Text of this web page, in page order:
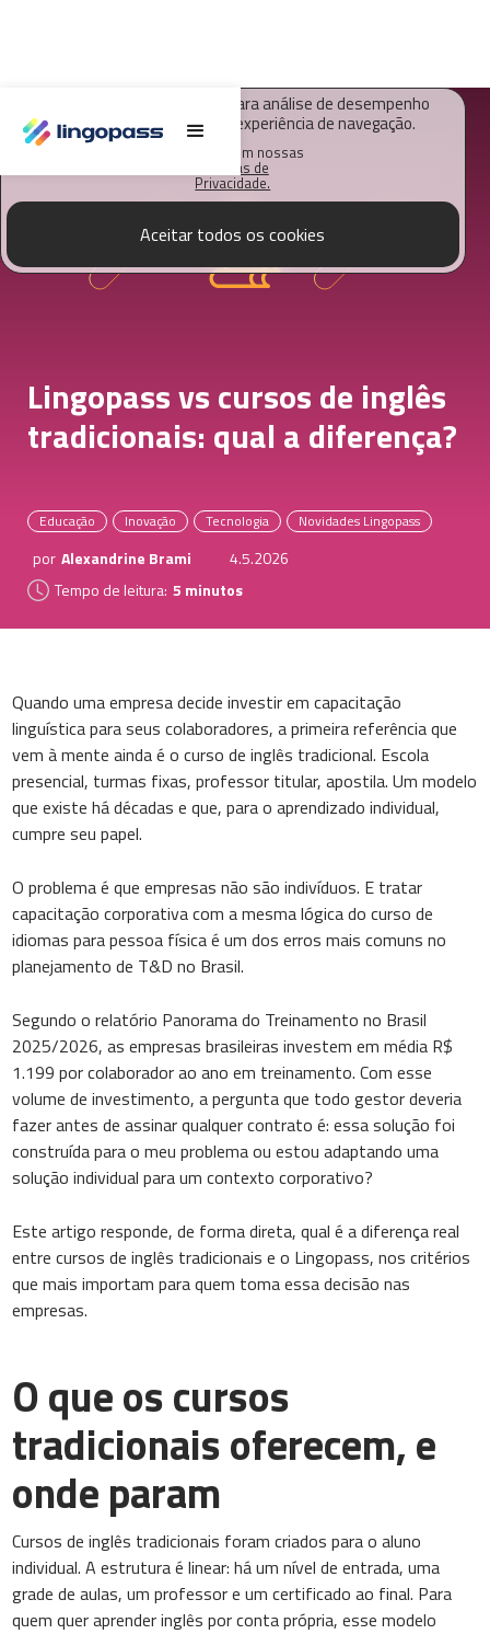
O Lingopass utiliza cookies para análise de desempenho
deste site e melhorar sua experiência de navegação.
Saiba mais em nossas
Políticas de
Privacidade.
Aceitar todos os cookies
Lingopass vs cursos de inglês
tradicionais: qual a diferença?
Educação Inovação Tecnologia Novidades Lingopass
por Alexandrine Brami
4.5.2026
Tempo de leitura: 5 minutos
Quando uma empresa decide investir em capacitação
linguística para seus colaboradores, a primeira referência que
vem à mente ainda é o curso de inglês tradicional. Escola
presencial, turmas fixas, professor titular, apostila. Um modelo
que existe há décadas e que, para o aprendizado individual,
cumpre seu papel.
O problema é que empresas não são indivíduos. E tratar
capacitação corporativa com a mesma lógica do curso de
idiomas para pessoa física é um dos erros mais comuns no
planejamento de T&D no Brasil.
Segundo o relatório Panorama do Treinamento no Brasil
2025/2026, as empresas brasileiras investem em média R$
1.199 por colaborador ao ano em treinamento. Com esse
volume de investimento, a pergunta que todo gestor deveria
fazer antes de assinar qualquer contrato é: essa solução foi
construída para o meu problema ou estou adaptando uma
solução individual para um contexto corporativo?
Este artigo responde, de forma direta, qual é a diferença real
entre cursos de inglês tradicionais e o Lingopass, nos critérios
que mais importam para quem toma essa decisão nas
empresas.
O que os cursos
tradicionais oferecem, e
onde param
Cursos de inglês tradicionais foram criados para o aluno
individual. A estrutura é linear: há um nível de entrada, uma
grade de aulas, um professor e um certificado ao final. Para
quem quer aprender inglês por conta própria, esse modelo